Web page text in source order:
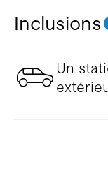
Inclusions
Un